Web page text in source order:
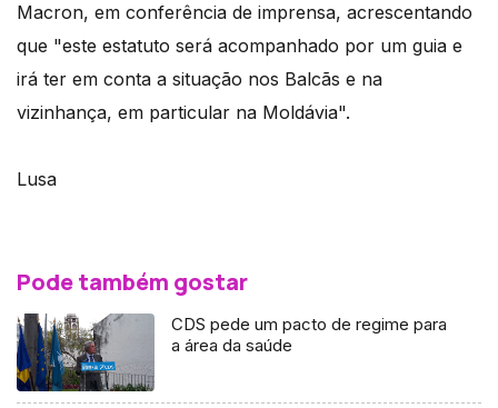
Macron, em conferência de imprensa, acrescentando
que "este estatuto será acompanhado por um guia e
irá ter em conta a situação nos Balcãs e na
vizinhança, em particular na Moldávia".
Lusa
Pode também gostar
CDS pede um pacto de regime para
a área da saúde